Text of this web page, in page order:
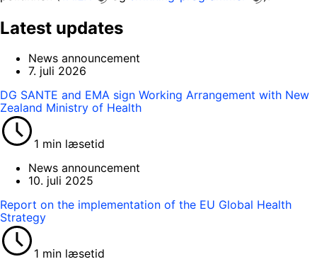
Latest updates
News announcement
7. juli 2026
DG SANTE and EMA sign Working Arrangement with New
Zealand Ministry of Health
1 min læsetid
News announcement
10. juli 2025
Report on the implementation of the EU Global Health
Strategy
1 min læsetid